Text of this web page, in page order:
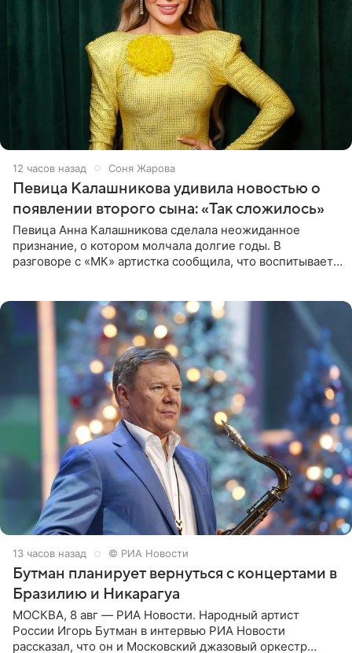
12 часов назад Соня Жарова
Певица Калашникова удивила новостью о
появлении второго сына: «Так сложилось»
Певица Анна Калашникова сделала неожиданное
признание, о котором молчала долгие годы. В
разговоре с «МК» артистка сообщила, что воспитывает
13 часов назад © РИА Новости
Бутман планирует вернуться с концертами в
Бразилию и Никарагуа
МОСКВА, 8 авг — РИА Новости. Народный артист
России Игорь Бутман в интервью РИА Новости
рассказал, что он и Московский джазовый оркестр